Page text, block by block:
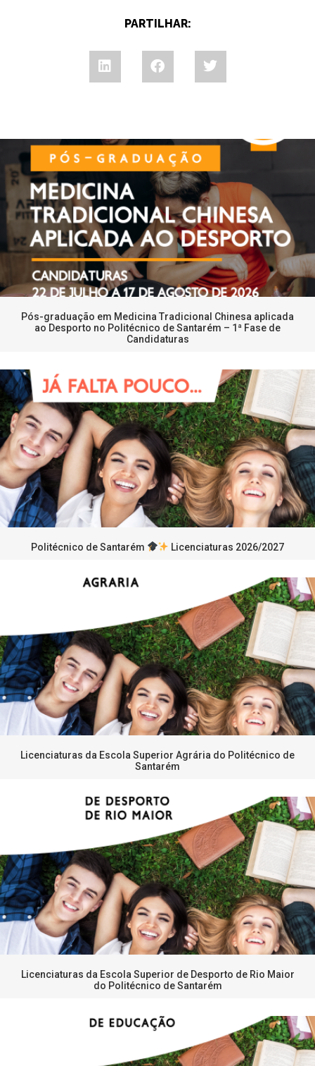
PARTILHAR:
Pós-graduação em Medicina Tradicional Chinesa aplicada
ao Desporto no Politécnico de Santarém – 1ª Fase de
Candidaturas
Politécnico de Santarém Licenciaturas 2026/2027
Licenciaturas da Escola Superior Agrária do Politécnico de
Santarém
Licenciaturas da Escola Superior de Desporto de Rio Maior
do Politécnico de Santarém